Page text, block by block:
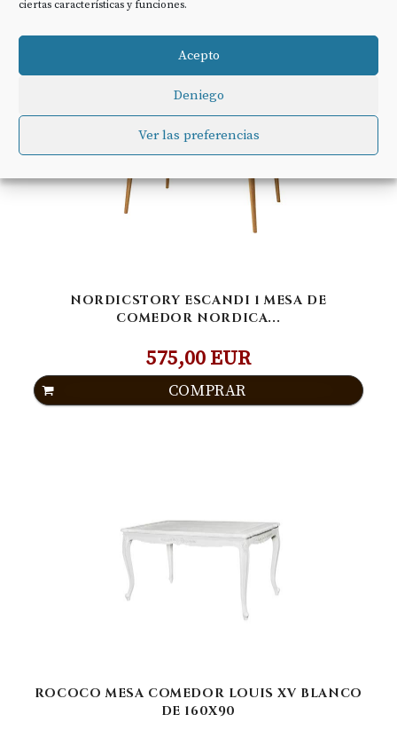
ciertas características y funciones.
Acepto
Deniego
Ver las preferencias
NORDICSTORY ESCANDI 1 MESA DE
COMEDOR NORDICA...
575,00 EUR
COMPRAR
ROCOCO MESA COMEDOR LOUIS XV BLANCO
DE 160X90